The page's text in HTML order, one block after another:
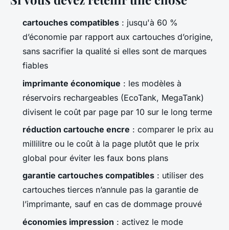
cartouches compatibles : jusqu'à 60 %
d’économie par rapport aux cartouches d’origine,
sans sacrifier la qualité si elles sont de marques
fiables
imprimante économique : les modèles à
réservoirs rechargeables (EcoTank, MegaTank)
divisent le coût par page par 10 sur le long terme
réduction cartouche encre : comparer le prix au
millilitre ou le coût à la page plutôt que le prix
global pour éviter les faux bons plans
garantie cartouches compatibles : utiliser des
cartouches tierces n’annule pas la garantie de
l’imprimante, sauf en cas de dommage prouvé
économies impression : activez le mode